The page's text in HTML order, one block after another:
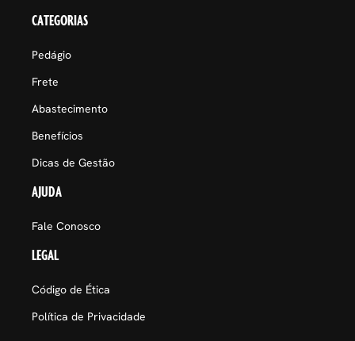
CATEGORIAS
Pedágio
Frete
Abastecimento
Benefícios
Dicas de Gestão
AJUDA
Fale Conosco
LEGAL
Código de Ética
Política de Privacidade